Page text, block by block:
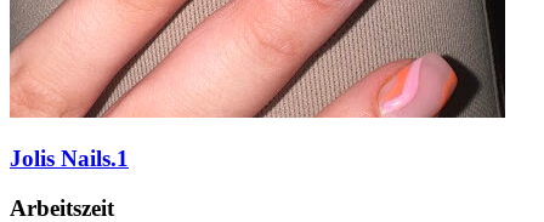
Jolis Nails.1
Arbeitszeit